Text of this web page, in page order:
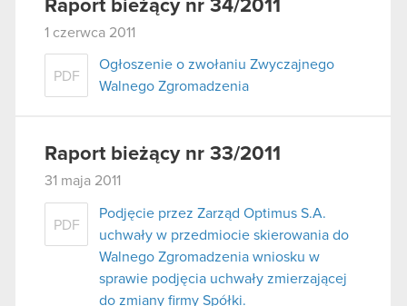
Raport bieżący nr 34/2011
1 czerwca 2011
PDF
Ogłoszenie o zwołaniu Zwyczajnego
Walnego Zgromadzenia
Raport bieżący nr 33/2011
31 maja 2011
PDF
Podjęcie przez Zarząd Optimus S.A.
uchwały w przedmiocie skierowania do
Walnego Zgromadzenia wniosku w
sprawie podjęcia uchwały zmierzającej
do zmiany firmy Spółki.